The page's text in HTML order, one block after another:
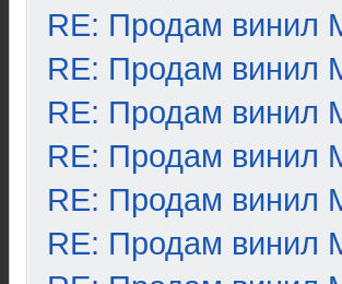
RE: Продам винил
RE: Продам винил
RE: Продам винил
RE: Продам винил
RE: Продам винил
RE: Продам винил